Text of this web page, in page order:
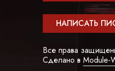
НАПИСАТЬ
Все права
Сделано в Module-